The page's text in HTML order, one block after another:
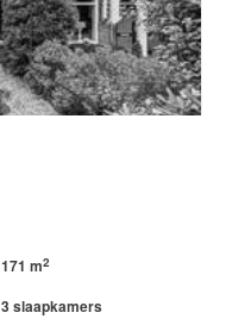
171 m2
3 slaapkamers